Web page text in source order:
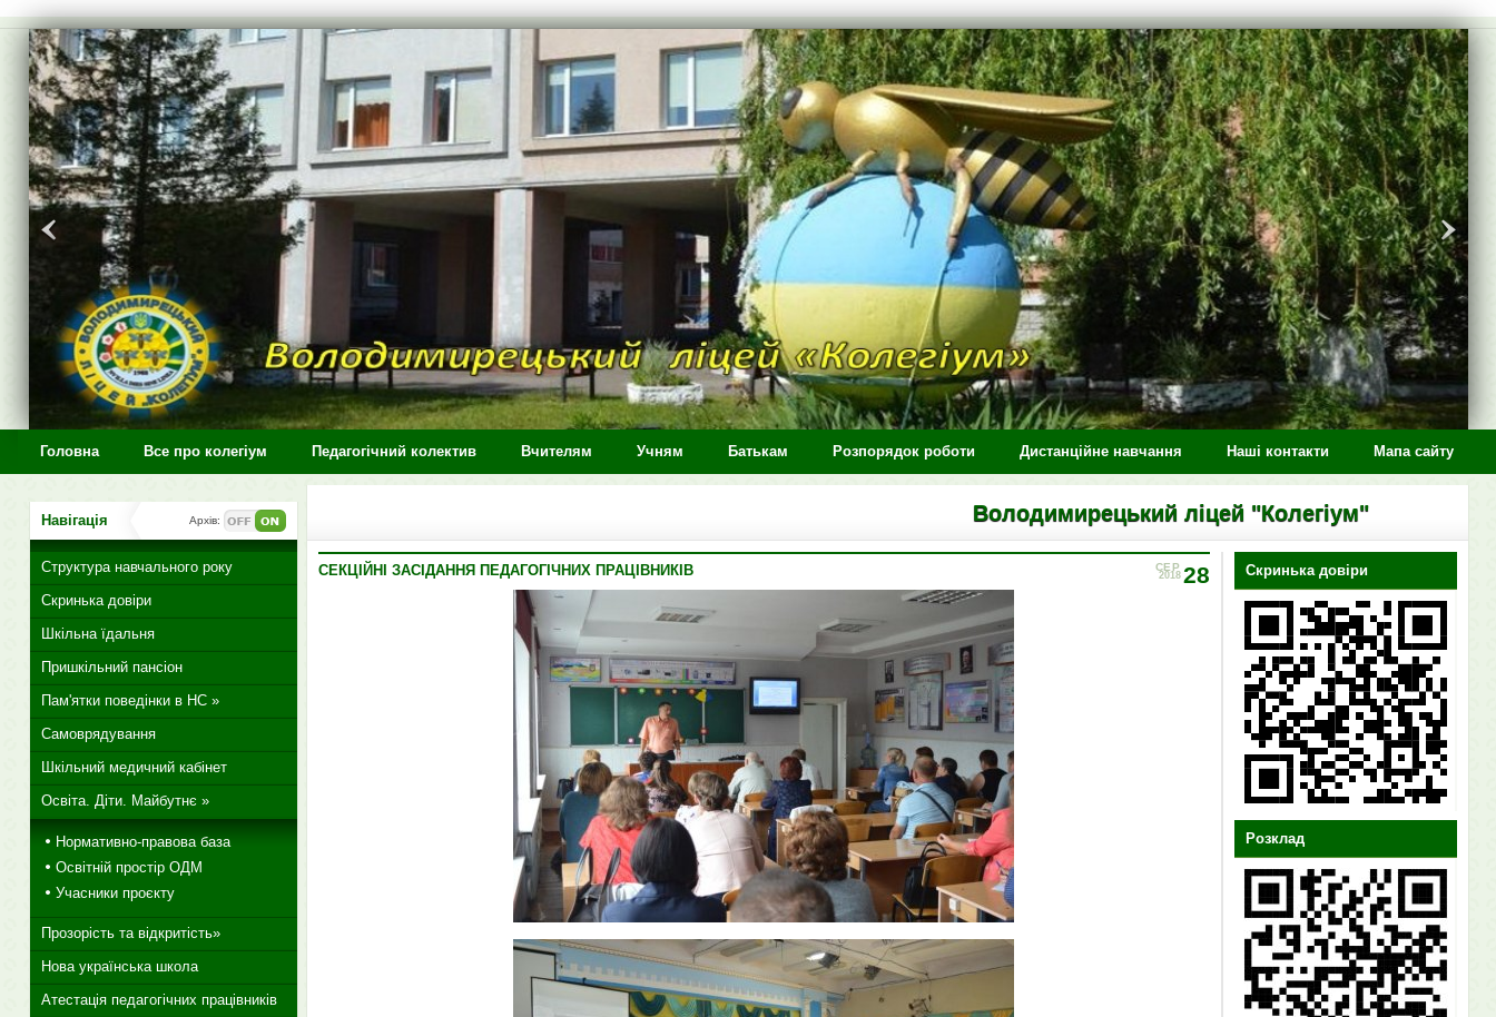
>
Головна Все про колегіум Педагогічний колектив Вчителям Учням Батькам Розпорядок роботи Дистанційне навчання Наші контакти Мапа сайту
Володимирецький ліцей "Колегіум"
28
СЕР
2018
СЕКЦІЙНІ ЗАСІДАННЯ ПЕДАГОГІЧНИХ ПРАЦІВНИКІВ Скринька довіри
Розклад
Навігація Архів:
Структура навчального року
Скринька довіри
Шкільна їдальня
Пришкільний пансіон
Пам'ятки поведінки в НС »
Самоврядування
Шкільний медичний кабінет
Освіта. Діти. Майбутнє »
Нормативно-правова база
Освітній простір ОДМ
Учасники проєкту
Прозорість та відкритість»
Нова українська школа
Атестація педагогічних працівників